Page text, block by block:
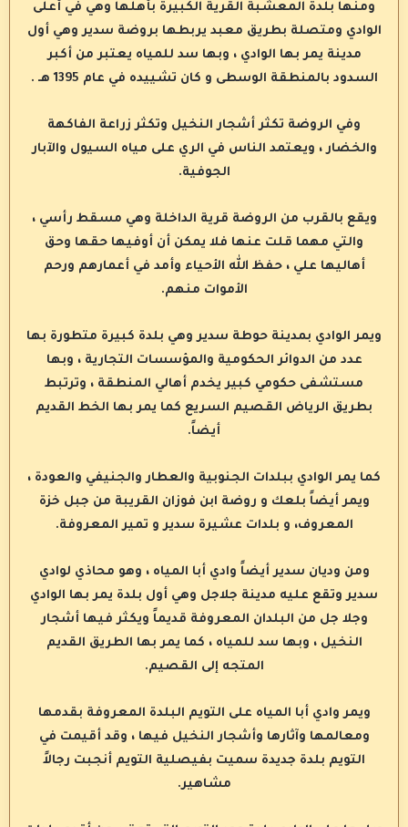
ومنها بلدة المعشبة القرية الكبيرة بأهلها وهي في أعلى
الوادي ومتصلة بطريق معبد يربطها بروضة سدير وهي أول
مدينة يمر بها الوادي ، وبها سد للمياه يعتبر من أكبر
السدود بالمنطقة الوسطى و كان تشييده في عام 1395 هـ .
وفي الروضة تكثر أشجار النخيل وتكثر زراعة الفاكهة
والخضار ، ويعتمد الناس في الري على مياه السيول والآبار
الجوفية.
ويقع بالقرب من الروضة قرية الداخلة وهي مسقط رأسي ،
والتي مهما قلت عنها فلا يمكن أن أوفيها حقها وحق
أهاليها علي ، حفظ الله الأحياء وأمد في أعمارهم ورحم
الأموات منهم.
ويمر الوادي بمدينة حوطة سدير وهي بلدة كبيرة متطورة بها
عدد من الدوائر الحكومية والمؤسسات التجارية ، وبها
مستشفى حكومي كبير يخدم أهالي المنطقة ، وترتبط
بطريق الرياض القصيم السريع كما يمر بها الخط القديم
أيضاً.
كما يمر الوادي ببلدات الجنوبية والعطار والجنيفي والعودة ،
ويمر أيضاً بلعك و روضة ابن فوزان القريبة من جبل خزة
المعروف، و بلدات عشيرة سدير و تمير المعروفة.
ومن وديان سدير أيضاً وادي أبا المياه ، وهو محاذي لوادي
سدير وتقع عليه مدينة جلاجل وهي أول بلدة يمر بها الوادي
وجلا جل من البلدان المعروفة قديماً ويكثر فيها أشجار
النخيل ، وبها سد للمياه ، كما يمر بها الطريق القديم
المتجه إلى القصيم.
ويمر وادي أبا المياه على التويم البلدة المعروفة بقدمها
ومعالمها وآثارها وأشجار النخيل فيها ، وقد أقيمت في
التويم بلدة جديدة سميت بفيصلية التويم أنجبت رجالاً
مشاهير.